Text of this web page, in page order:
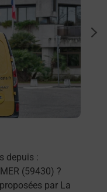
depuis :
(59430) ?
par La